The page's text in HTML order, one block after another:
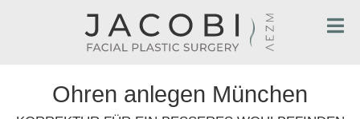
Ohren anlegen München